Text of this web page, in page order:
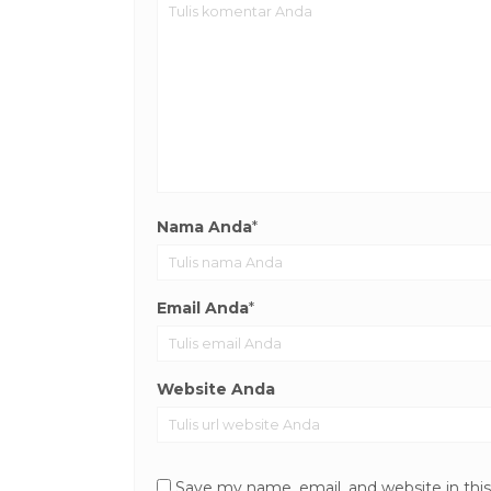
Nama Anda*
Email Anda*
Website Anda